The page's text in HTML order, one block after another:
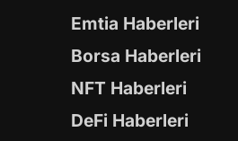
Emtia Haberleri
Borsa Haberleri
NFT Haberleri
DeFi Haberleri